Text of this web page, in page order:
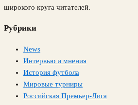
широкого круга читателей.
Рубрики
News
Интервью и мнения
История футбола
Мировые турниры
Российская Премьер-Лига